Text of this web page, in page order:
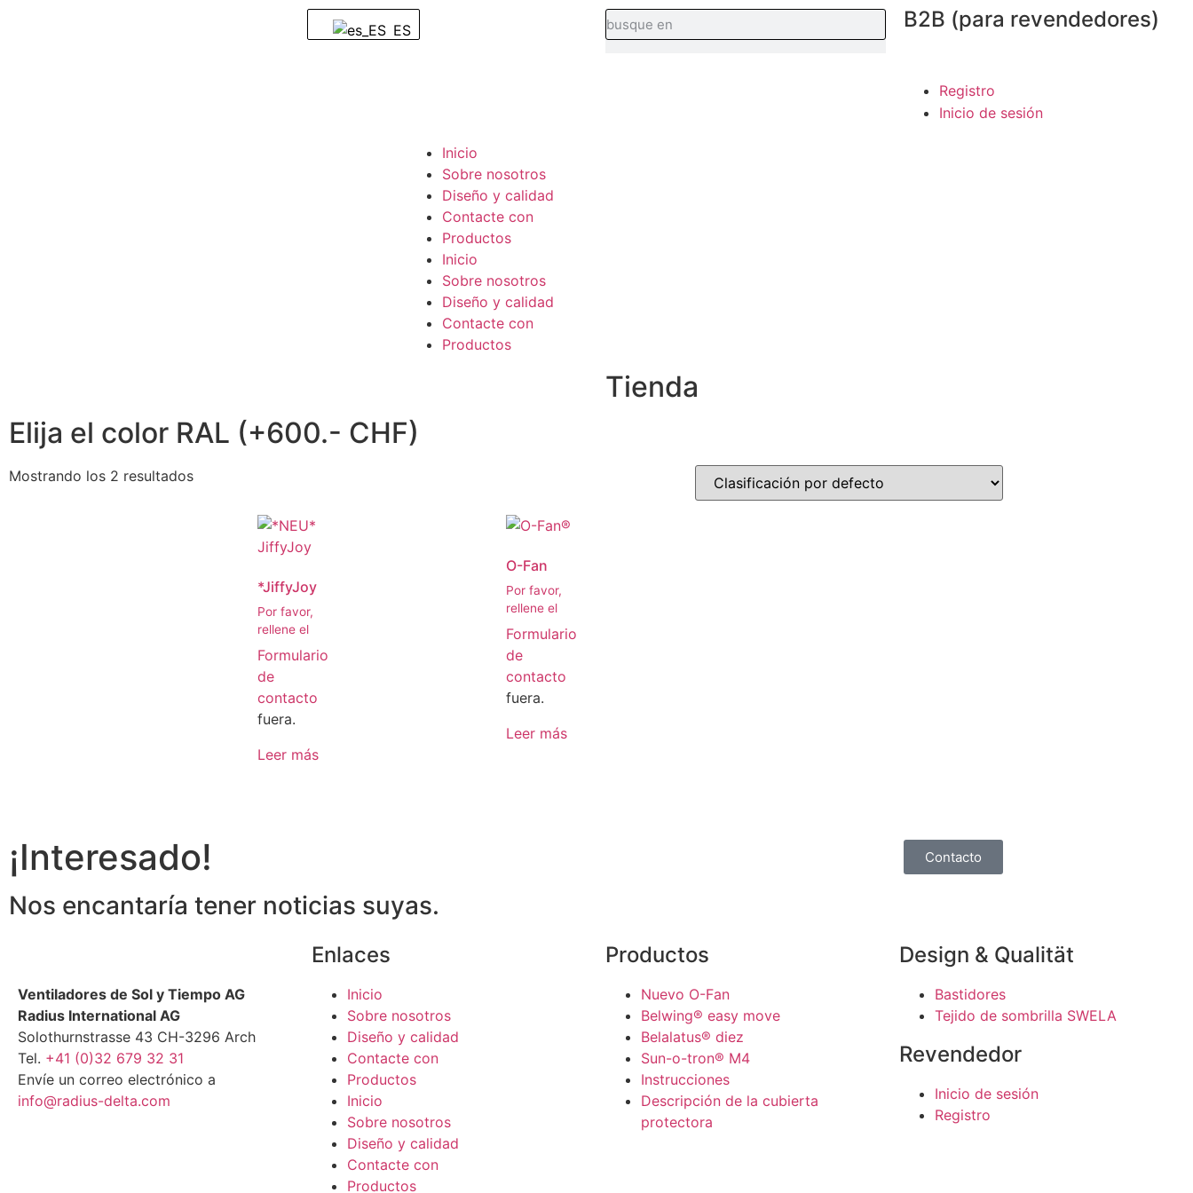
ES B2B (para revendedores)
Registro
Inicio de sesión
Inicio
Sobre nosotros
Diseño y calidad
Contacte con
Productos
Inicio
Sobre nosotros
Diseño y calidad
Contacte con
Productos
Tienda
Elija el color RAL (+600.- CHF)
Mostrando los 2 resultados
*JiffyJoy
Por favor,
rellene el
Formulario
de
contacto
fuera.
Leer más
O-Fan
Por favor,
rellene el
Formulario
de
contacto
fuera.
Leer más
¡Interesado!
Nos encantaría tener noticias suyas.
Contacto
Ventiladores de Sol y Tiempo AG
Radius International AG
Solothurnstrasse 43 CH-3296 Arch
Tel. +41 (0)32 679 32 31
Envíe un correo electrónico a
info@radius-delta.com
Enlaces
Inicio
Sobre nosotros
Diseño y calidad
Contacte con
Productos
Inicio
Sobre nosotros
Diseño y calidad
Contacte con
Productos
Productos
Nuevo O-Fan
Belwing® easy move
Belalatus® diez
Sun-o-tron® M4
Instrucciones
Descripción de la cubierta
protectora
Design & Qualität
Bastidores
Tejido de sombrilla SWELA
Revendedor
Inicio de sesión
Registro